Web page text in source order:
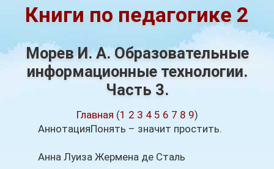
Книги по педагогике 2
Морев И. А. Образовательные
информационные технологии.
Часть 3.
Главная (1 2 3 4 5 6 7 8 9)
АннотацияПонять – значит простить.
Анна Луиза Жермена де Сталь